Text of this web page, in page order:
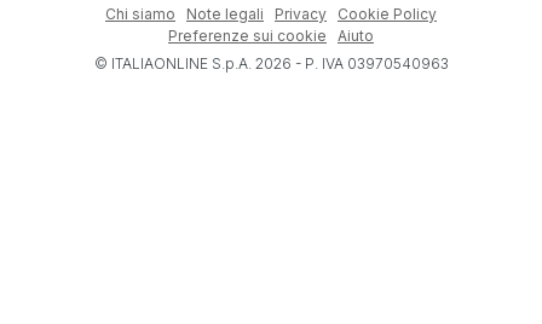
Chi siamo Note legali Privacy
Cookie Policy
Preferenze sui cookie
Aiuto
© ITALIAONLINE S.p.A. 2026 - P. IVA 03970540963